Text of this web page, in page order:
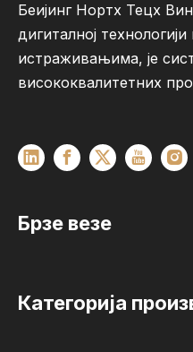
Беијинг Нортх Тецх
дигиталној
истраживањима, је
висококвалитетних
Брзе везе
Категорија